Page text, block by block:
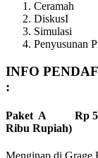
Ceramah
DiskusI
Simulasi
Penyusunan
INFO
:
Paket A Rp
Ribu Rupiah)